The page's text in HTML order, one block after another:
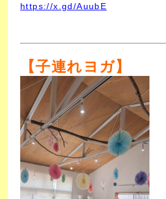
https://x.gd/AuubE
【子連れヨガ】